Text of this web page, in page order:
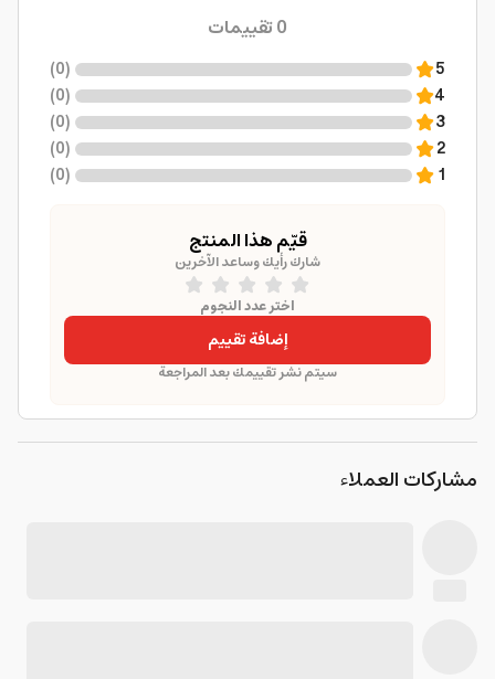
0تقييمات
5
(
0
)
4
(
0
)
3
(
0
)
2
(
0
)
1
(
0
)
قيّم هذا المنتج
شارك رأيك وساعد الآخرين
اختر عدد النجوم
إضافة تقييم
سيتم نشر تقييمك بعد المراجعة
مشاركات العملاء